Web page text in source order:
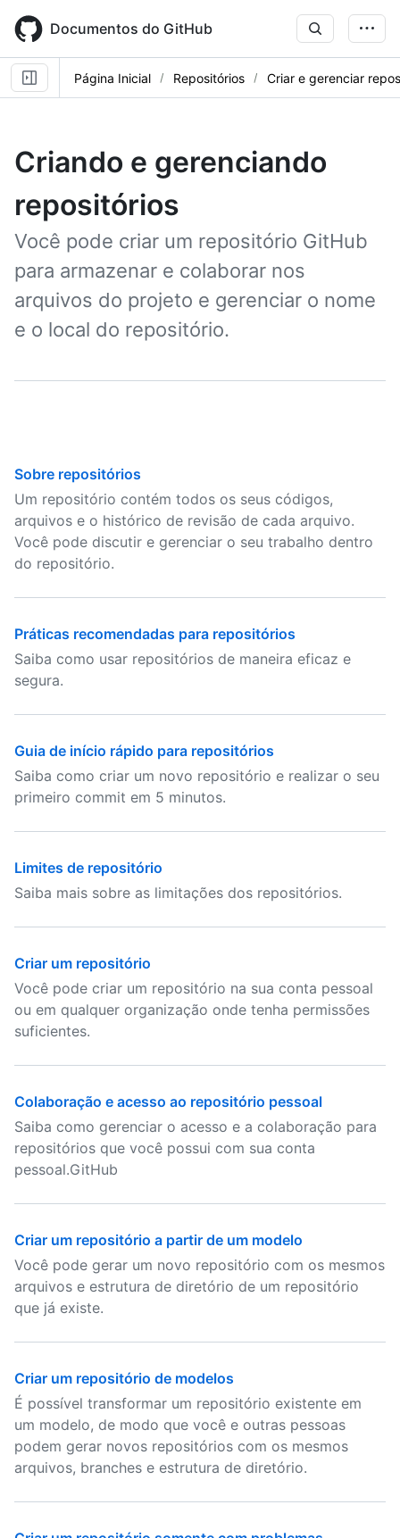
main
content
Documentos do GitHub
Página Inicial Repositórios Criar e gerenciar
Criando e gerenciando
repositórios
Você pode criar um repositório GitHub
para armazenar e colaborar nos
arquivos do projeto e gerenciar o nome
e o local do repositório.
Sobre repositórios
Um repositório contém todos os seus códigos,
arquivos e o histórico de revisão de cada arquivo.
Você pode discutir e gerenciar o seu trabalho dentro
do repositório.
Práticas recomendadas para repositórios
Saiba como usar repositórios de maneira eficaz e
segura.
Guia de início rápido para repositórios
Saiba como criar um novo repositório e realizar o seu
primeiro commit em 5 minutos.
Limites de repositório
Saiba mais sobre as limitações dos repositórios.
Criar um repositório
Você pode criar um repositório na sua conta pessoal
ou em qualquer organização onde tenha permissões
suficientes.
Colaboração e acesso ao repositório pessoal
Saiba como gerenciar o acesso e a colaboração para
repositórios que você possui com sua conta
pessoal.GitHub
Criar um repositório a partir de um modelo
Você pode gerar um novo repositório com os mesmos
arquivos e estrutura de diretório de um repositório
que já existe.
Criar um repositório de modelos
É possível transformar um repositório existente em
um modelo, de modo que você e outras pessoas
podem gerar novos repositórios com os mesmos
arquivos, branches e estrutura de diretório.